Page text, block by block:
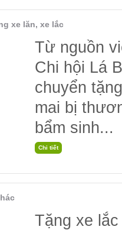
xe lăn, xe lắc
Từ nguồn
Chi hội Lá
chuyển
mai bị
bẩm sinh...
Tặng xe